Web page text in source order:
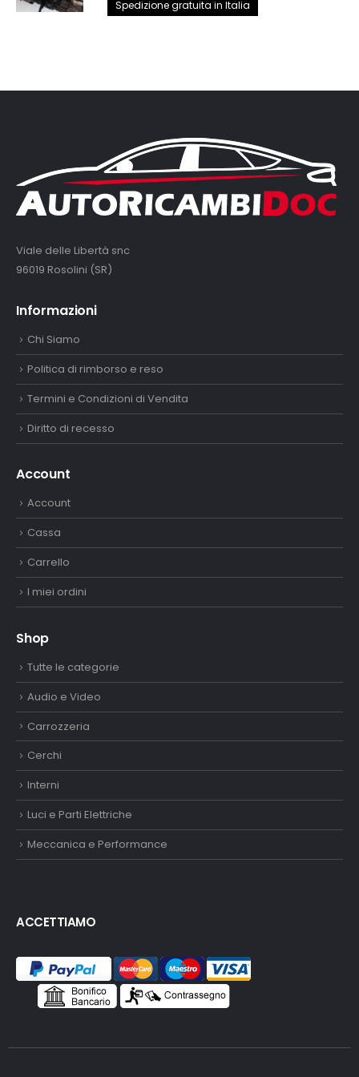
originale
attuale
Spedizione gratuita in Italia
Viale delle Libertà snc
96019 Rosolini (SR)
Informazioni
Chi Siamo
Politica di rimborso e reso
Termini e Condizioni di Vendita
Diritto di recesso
Account
Account
Cassa
Carrello
I miei ordini
Shop
Tutte le categorie
Audio e Video
Carrozzeria
Cerchi
Interni
Luci e Parti Elettriche
Meccanica e Performance
ACCETTIAMO